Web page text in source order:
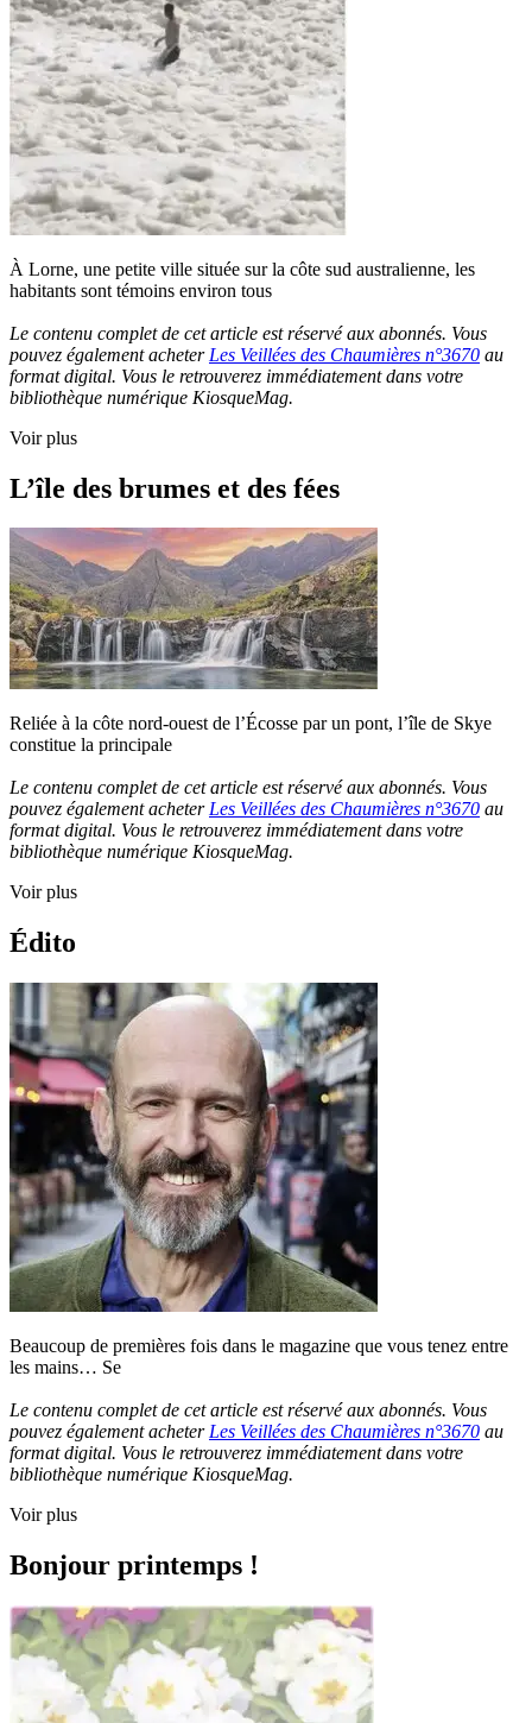
À Lorne, une petite ville située sur la côte sud australienne, les
habitants sont témoins environ tous
Le contenu complet de cet article est réservé aux abonnés. Vous
pouvez également acheter Les Veillées des Chaumières n°3670 au
format digital. Vous le retrouverez immédiatement dans votre
bibliothèque numérique KiosqueMag.
Voir plus
L’île des brumes et des fées
Reliée à la côte nord-ouest de l’Écosse par un pont, l’île de Skye
constitue la principale
Le contenu complet de cet article est réservé aux abonnés. Vous
pouvez également acheterLes Veillées des Chaumières n°3670 au
format digital. Vous le retrouverez immédiatement dans votre
bibliothèque numérique KiosqueMag.
Voir plus
Édito
Beaucoup de premières fois dans le magazine que vous tenez entre
les mains… Se
Le contenu complet de cet article est réservé aux abonnés. Vous
pouvez également acheter Les Veillées des Chaumières n°3670 au
format digital. Vous le retrouverez immédiatement dans votre
bibliothèque numérique KiosqueMag.
Voir plus
Bonjour printemps !